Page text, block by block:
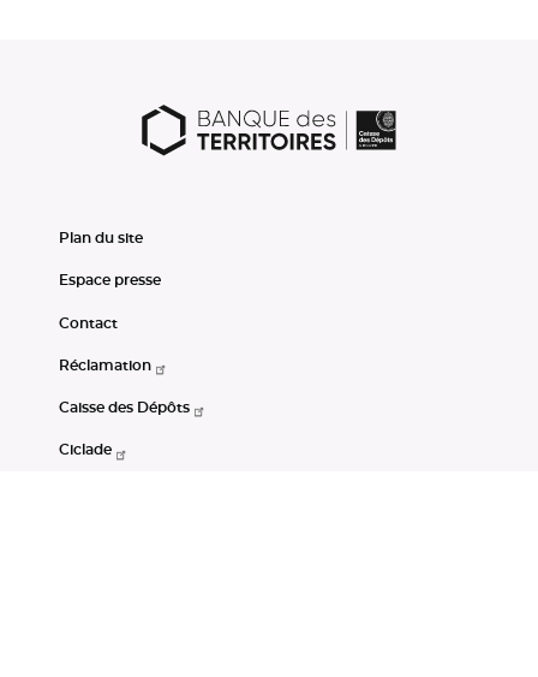
Plan du site
Espace presse
Contact
Réclamation
Caisse des Dépôts
Ciclade